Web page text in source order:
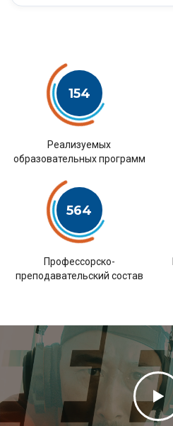
154
Pеализуемых
образовательных программ
564
Профессорско-
преподавательский состав